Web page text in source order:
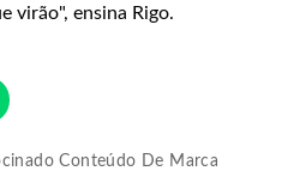
virão", ensina Rigo.
Conteúdo De Marca